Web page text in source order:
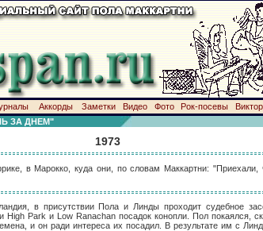
Аккорды Заметки Видео Фото Рок-посевы
ЗА ДНЕМ"
1973
в Марокко, куда они, по словам Маккартни: "Приехали,
в присутствии Пола и Линды проходит судебное
Park и Low Ranachan посадок конопли. Пол покаялся,
и он ради интереса их посадил. В результате им с